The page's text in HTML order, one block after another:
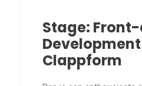
Stage:
Clappform